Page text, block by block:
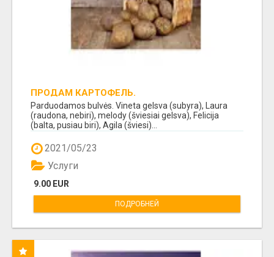
ПРОДАМ КАРТОФЕЛЬ.
Parduodamos bulvės. Vineta gelsva (subyra), Laura
(raudona, nebiri), melody (šviesiai gelsva), Felicija
(balta, pusiau biri), Agila (šviesi)...
2021/05/23
9.00 EUR
Услуги
ПОДРОБНЕЙ